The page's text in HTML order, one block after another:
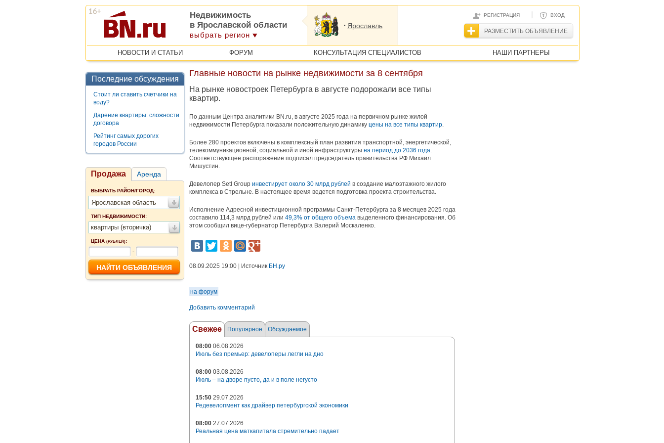
РЕГИСТРАЦИЯ | ВХОД
РАЗМЕСТИТЬ ОБЪЯВЛЕНИЕ
Недвижимость
в Ярославской области
выбрать регион
Ярославль
НОВОСТИ И СТАТЬИ ФОРУМ КОНСУЛЬТАЦИЯ СПЕЦИАЛИСТОВ НАШИ ПАРТНЕРЫ
Последние обсуждения
Стоит ли ставить счетчики на
воду?
Дарение квартиры: сложности
договора
Рейтинг самых дорогих
городов России
Продажа Аренда
ВЫБРАТЬ РАЙОН/ГОРОД:
Ярославская область
ТИП НЕДВИЖИМОСТИ:
квартиры (вторичка)
ЦЕНА (РУБЛЕЙ):
-
Главные новости на рынке недвижимости за 8 сентября
На рынке новостроек Петербурга в августе подорожали все типы
квартир.
По данным Центра аналитики BN.ru, в августе 2025 года на первичном рынке жилой
недвижимости Петербурга показали положительную динамику цены на все типы квартир.
Более 280 проектов включены в комплексный план развития транспортной, энергетической,
телекоммуникационной, социальной и иной инфраструктуры на период до 2036 года.
Соответствующее распоряжение подписал председатель правительства РФ Михаил
Мишустин.
Девелопер Setl Group инвестирует около 30 млрд рублей в создание малоэтажного жилого
комплекса в Стрельне. В настоящее время ведется подготовка проекта строительства.
Исполнение Адресной инвестиционной программы Санкт-Петербурга за 8 месяцев 2025 года
составило 114,3 млрд рублей или 49,3% от общего объема выделенного финансирования. Об
этом сообщил вице-губернатор Петербурга Валерий Москаленко.
08.09.2025 19:00 | Источник БН.ру
на форум
Добавить комментарий
Свежее Популярное Обсуждаемое
08:00 06.08.2026
Июль без премьер: девелоперы легли на дно
08:00 03.08.2026
Июль – на дворе пусто, да и в поле негусто
15:50 29.07.2026
Редевелопмент как драйвер петербургской экономики
08:00 27.07.2026
Реальная цена маткапитала стремительно падает